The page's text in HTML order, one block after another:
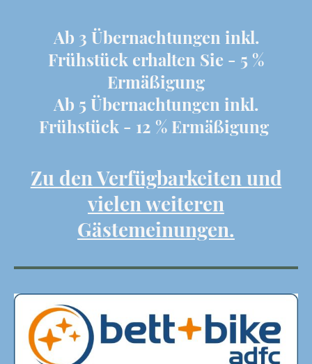
Ab 3 Übernachtungen inkl.
Frühstück erhalten Sie - 5 %
Ermäßigung
Ab 5 Übernachtungen inkl.
Frühstück - 12 % Ermäßigung
Zu den Verfügbarkeiten und
vielen weiteren
Gästemeinungen.